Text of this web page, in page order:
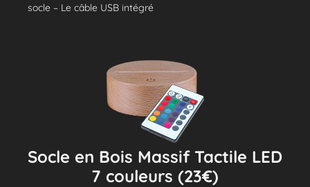
socle – Le câble USB intégré
Socle en Bois Massif Tactile LED
7 couleurs (23€)